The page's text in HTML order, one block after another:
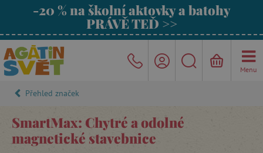
-20 % na školní aktovky a batohy
PRÁVĚ TEĎ >>
Menu
Přehled značek
SmartMax: Chytré a odolné
magnetické stavebnice